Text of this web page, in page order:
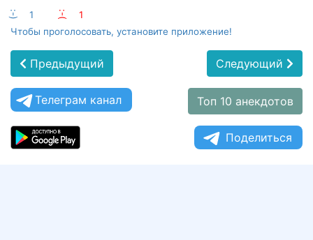
:-) 1 :-(
1
Чтобы проголосовать, установите приложение!
Предыдущий Следующий
Телеграм канал Топ 10 анекдотов
Поделиться